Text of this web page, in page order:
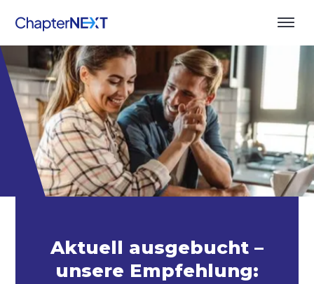
Aktuell ausgebucht –
unsere Empfehlung: